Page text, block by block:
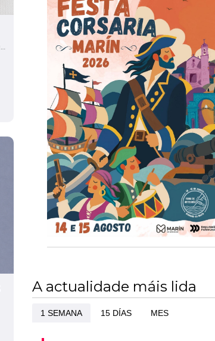
ASOCIACIÓN COMISIÓN DE FESTAS VIRXE DO CARME
A actualidade máis lida
1 SEMANA 15 DÍAS MES